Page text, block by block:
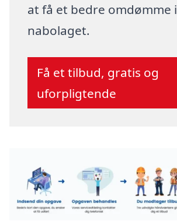
at få et bedre omdømme i
nabolaget.
Få et tilbud, gratis og
uforpligtende